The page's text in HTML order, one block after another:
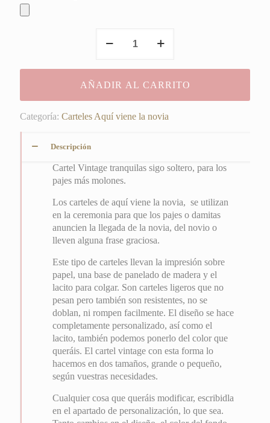
Vintage
sigo
soltero
AÑADIR AL CARRITO
Categoría: Carteles Aquí viene la novia
Descripción
Cartel Vintage tranquilas sigo soltero, para los
pajes más molones.
Los carteles de aquí viene la novia, se utilizan
en la ceremonia para que los pajes o damitas
anuncien la llegada de la novia, del novio o
lleven alguna frase graciosa.
Este tipo de carteles llevan la impresión sobre
papel, una base de panelado de madera y el
lacito para colgar. Son carteles ligeros que no
pesan pero también son resistentes, no se
doblan, ni rompen facilmente. El diseño se hace
completamente personalizado, así como el
lacito, también podemos ponerlo del color que
queráis. El cartel vintage con esta forma lo
hacemos en dos tamaños, grande o pequeño,
según vuestras necesidades.
Cualquier cosa que queráis modificar, escribidla
en el apartado de personalización, lo que sea.